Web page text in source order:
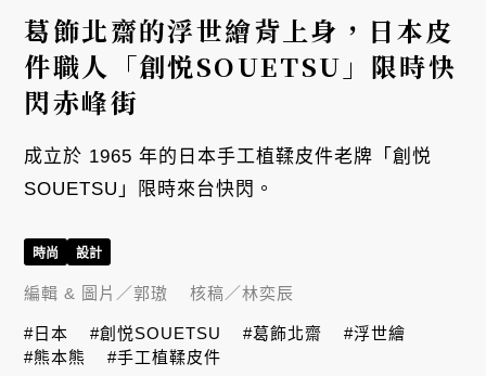
葛飾北齋的浮世繪背上身，日本皮
件職人「創悦SOUETSU」限時快
閃赤峰街
成立於 1965 年的日本手工植鞣皮件老牌「創悦
SOUETSU」限時來台快閃。
時尚 設計
編輯 & 圖片／郭璈 核稿／林奕辰
#日本 #創悦SOUETSU #葛飾北齋
#浮世繪
#熊本熊
#手工植鞣皮件